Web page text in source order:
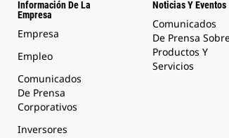
Información De La
Empresa
Empresa
Empleo
Comunicados
De Prensa
Corporativos
Inversores
Noticias Y Eventos
Comunicados
De Prensa
Productos Y
Servicios